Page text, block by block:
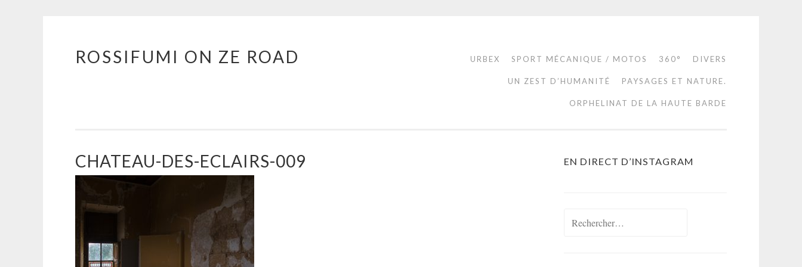
Aller
ROSSIFUMI ON ZE ROAD URBEX SPORT MÉCANIQUE / MOTOS 360° DIVERS
UN ZEST D’HUMANITÉ PAYSAGES ET NATURE.
ORPHELINAT DE LA HAUTE BARDE
CHATEAU-DES-ECLAIRS-009 EN DIRECT D’INSTAGRAM